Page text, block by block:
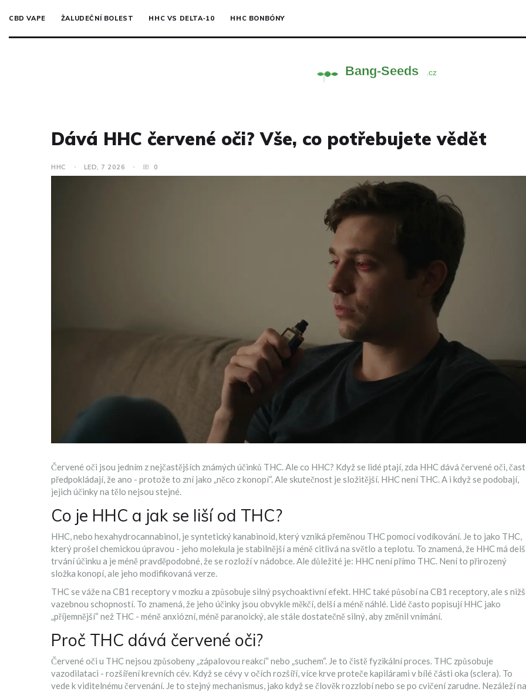
CBD VAPE ŽALUDEČNÍ BOLEST HHC VS DELTA‑10 HHC BONBÓNY
Dává HHC červené oči? Vše, co potřebujete vědět
HHC LED, 7 2026 0
Červené oči jsou jedním z nejčastějších známých účinků THC. Ale co HHC? Když se lidé ptají, zda HHC dává červené oči,
předpokládají, že ano - protože to zní jako „něco z konopí“. Ale skutečnost je složitější. HHC není THC. A i když se podobají,
jejich účinky na tělo nejsou stejné.
Co je HHC a jak se liší od THC?
HHC, nebo hexahydrocannabinol, je syntetický kanabinoid, který vzniká přeměnou THC pomocí vodíkování. Je to jako THC,
který prošel chemickou úpravou - jeho molekula je stabilnější a méně citlivá na světlo a teplotu. To znamená, že HHC má
trvání účinku a je méně pravděpodobné, že se rozloží v nádobce. Ale důležité je: HHC není přímo THC. Není to přirozený
složka konopí, ale jeho modifikovaná verze.
THC se váže na CB1 receptory v mozku a způsobuje silný psychoaktivní efekt. HHC také působí na CB1 receptory, ale s
vazebnou schopností. To znamená, že jeho účinky jsou obvykle měkčí, delší a méně náhlé. Lidé často popisují HHC jako
„příjemnější“ než THC - méně anxiózní, méně paranoický, ale stále dostatečně silný, aby změnil vnímání.
Proč THC dává červené oči?
Červené oči u THC nejsou způsobeny „zápalovou reakcí“ nebo „suchem“. Je to čistě fyzikální proces. THC způsobuje
vazodilataci - rozšíření krevních cév. Když se cévy v očích rozšíří, více krve proteče kapilárami v bílé části oka (sclera). To
vede k viditelnému červenání. Je to stejný mechanismus, jako když se člověk rozzlobí nebo se po cvičení zarudne. Nezáleží na